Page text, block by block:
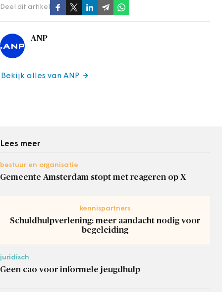
Deel dit artikel
ANP
Bekijk alles van ANP
Lees meer
bestuur en organisatie
Gemeente Amsterdam stopt met reageren op X
kennispartners
Schuldhulpverlening: meer aandacht nodig voor
begeleiding
juridisch
Geen cao voor informele jeugdhulp